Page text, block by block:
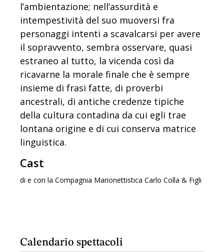
l’ambientazione; nell’assurdità e
intempestività del suo muoversi fra
personaggi intenti a scavalcarsi per avere
il sopravvento, sembra osservare, quasi
estraneo al tutto, la vicenda così da
ricavarne la morale finale che è sempre
insieme di frasi fatte, di proverbi
ancestrali, di antiche credenze tipiche
della cultura contadina da cui egli trae
lontana origine e di cui conserva matrice
linguistica.
Cast
di e con la Compagnia Marionettistica Carlo Colla & Figli
Calendario spettacoli